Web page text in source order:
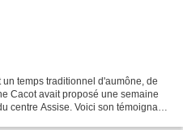
temps traditionnel d'aumône, de
Cacot avait proposé une semaine
centre Assise. Voici son témoignage